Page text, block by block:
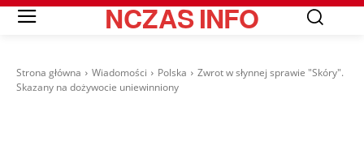
NCZASINFO
Strona główna Wiadomości Polska
Zwrot w słynnej sprawie "Skóry".
Skazany na dożywocie uniewinniony